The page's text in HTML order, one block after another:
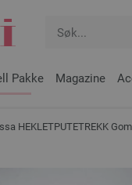
Pakke Magazine
HEKLETPUTETREKK